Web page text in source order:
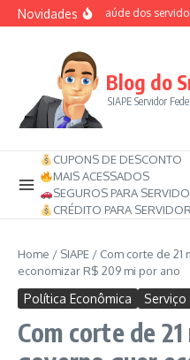
Ir para o conteúdo
NovidadesAuxílio-saúde dos
Blog do
SIAPE Servidor
CUPONS DE DESCONTO
MAIS ACESSADOS
SEGUROS PARA
CRÉDITO PARA
Home / SIAPE / Com corte de
economizar R$ 209 mi por ano
Política Econômica Serviço
Com corte de